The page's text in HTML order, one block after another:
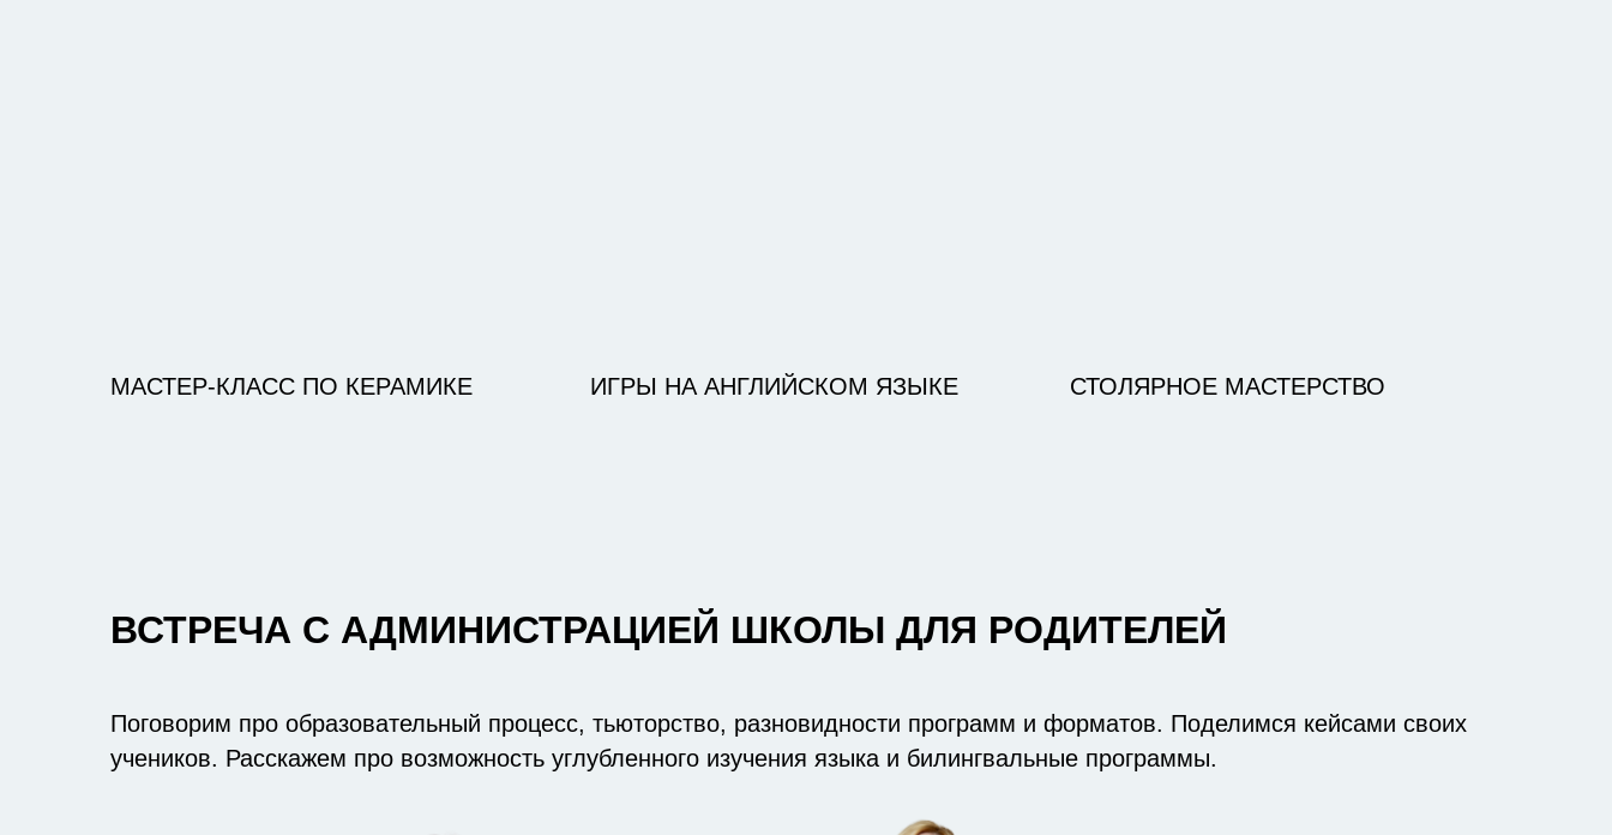
МАСТЕР-КЛАСС ПО КЕРАМИКЕ ИГРЫ НА АНГЛИЙСКОМ ЯЗЫКЕ СТОЛЯРНОЕ МАСТЕРСТВО
ВСТРЕЧА С АДМИНИСТРАЦИЕЙ ШКОЛЫ ДЛЯ РОДИТЕЛЕЙ
Поговорим про образовательный процесс, тьюторство, разновидности программ и форматов. Поделимся кейсами своих
учеников. Расскажем про возможность углубленного изучения языка и билингвальные программы.